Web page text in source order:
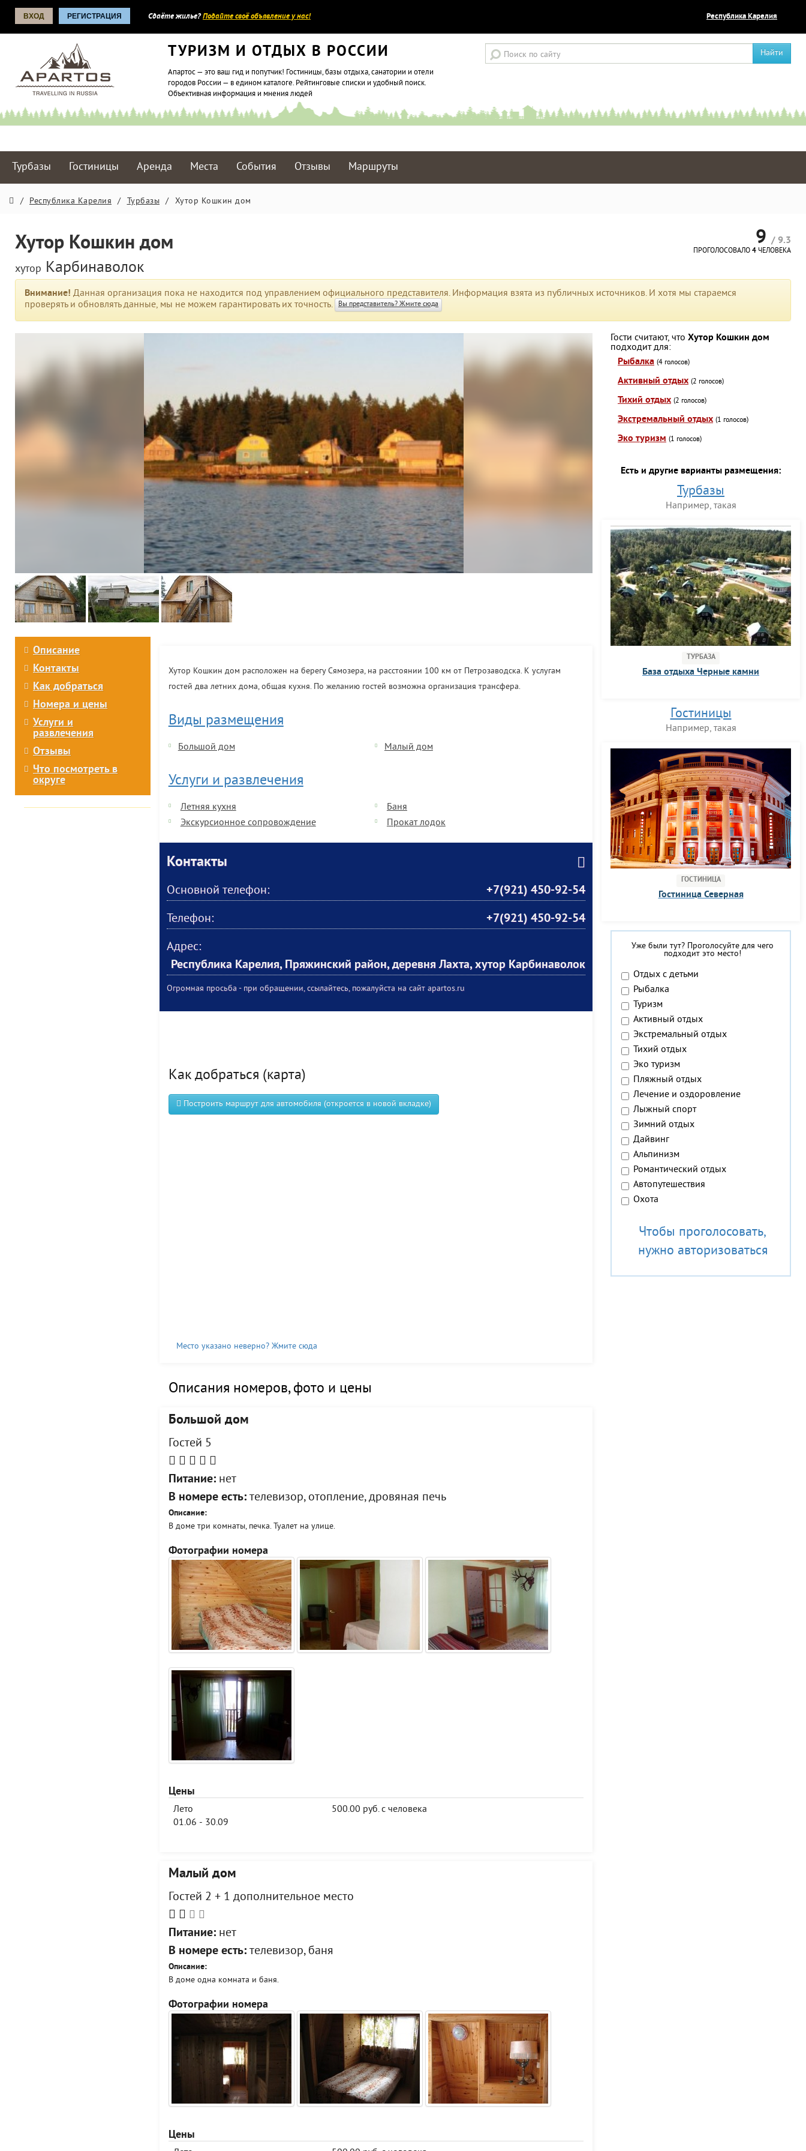
ВХОД РЕГИСТРАЦИЯ Сдаёте жилье?Подайте своё объявление у нас! Республика Карелия
ТУРИЗМ И ОТДЫХ В РОССИИ
Апартос — это ваш гид и попутчик! Гостиницы, базы отдыха, санатории и отели
городов России — в едином каталоге. Рейтинговые списки и удобный поиск.
Объективная информация и мнения людей
Найти
Турбазы Гостиницы Аренда Места События Отзывы Маршруты
/ Республика Карелия / Турбазы / Хутор Кошкин дом
Хутор Кошкин дом
хутор Карбинаволок
9 / 9.3
ПРОГОЛОСОВАЛО 4 ЧЕЛОВЕКА
Внимание! Данная организация пока не находится под управлением официального представителя. Информация взята из публичных источников. И хотя мы стараемся
проверять и обновлять данные, мы не можем гарантировать их точность. Вы представитель? Жмите сюда
Описание
Контакты
Как добраться
Номера и цены
Услуги и
развлечения
Отзывы
Что посмотреть в
округе
Хутор Кошкин дом расположен на берегу Сямозера, на расстоянии 100 км от Петрозаводска. К услугам
гостей два летних дома, общая кухня. По желанию гостей возможна организация трансфера.
Виды размещения
Большой дом Малый дом
Услуги и развлечения
Летняя кухня
Баня
Экскурсионное сопровождение
Прокат лодок
Контакты
Основной телефон:
+7(921) 450-92-54
Телефон:
+7(921) 450-92-54
Адрес:
Республика Карелия, Пряжинский район, деревня Лахта, хутор Карбинаволок
Огромная просьба - при обращении, ссылайтесь, пожалуйста на сайт apartos.ru
Как добраться (карта)
Построить маршрут для автомобиля (откроется в новой вкладке)
Место указано неверно? Жмите сюда
Описания номеров, фото и цены
Большой дом
Гостей 5
Питание:нет
В номере есть:телевизор, отопление, дровяная печь
Описание:
В доме три комнаты, печка. Туалет на улице.
Фотографии номера
Цены
Лето
01.06 - 30.09
500.00 руб. с человека
Малый дом
Гостей 2 + 1 дополнительное место
Питание:нет
В номере есть:телевизор, баня
Описание:
В доме одна комната и баня.
Фотографии номера
Цены
Гости считают, что Хутор Кошкин дом
подходит для:
Рыбалка (4 голосов)
Активный отдых (2 голосов)
Тихий отдых (2 голосов)
Экстремальный отдых (1 голосов)
Эко туризм (1 голосов)
Есть и другие варианты размещения:
Турбазы
Например, такая
ТУРБАЗА
База отдыха Черные камни
Гостиницы
Например, такая
ГОСТИНИЦА
Гостиница Северная
Уже были тут? Проголосуйте для чего
подходит это место!
Отдых с детьми
Рыбалка
Туризм
Активный отдых
Экстремальный отдых
Тихий отдых
Эко туризм
Пляжный отдых
Лечение и оздоровление
Лыжный спорт
Зимний отдых
Дайвинг
Альпинизм
Романтический отдых
Автопутешествия
Охота
Чтобы проголосовать,
нужно авторизоваться